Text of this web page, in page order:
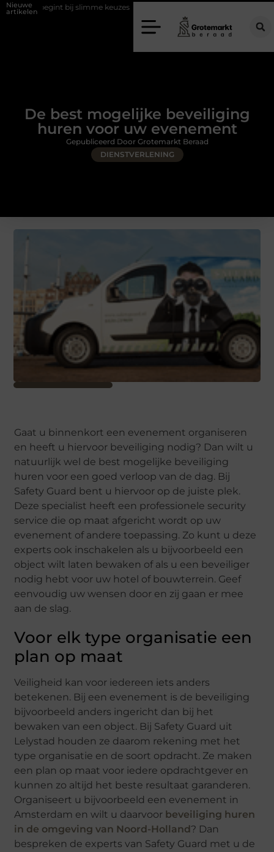
Nieuwe
artikelen
slimme keuzes Waarom kiezen voor een rijschool in Utrecht?
De best mogelijke beveiliging
huren voor uw evenement
DIENSTVERLENING
Gepubliceerd Door Grotemarkt Beraad
Gaat u binnenkort een evenement organiseren
en heeft u hiervoor beveiliging nodig? Dan wilt u
natuurlijk wel de best mogelijke beveiliging
huren voor een goed verloop van de dag. Bij
Safety Guard bent u hiervoor op de juiste plek.
Deze specialist heeft een professionele security
service die op maat afgericht wordt op uw
evenement of andere toepassing. Zo kunt u deze
experts ook inschakelen als u bijvoorbeeld een
object wilt laten bewaken of als u een beveiliger
nodig hebt voor uw hotel of bouwterrein. Geef
eenvoudig uw wensen door en zij gaan er mee
aan de slag.
Voor elk type organisatie een
plan op maat
Veiligheid kan voor iedereen iets anders
betekenen. Bij een evenement is de beveiliging
bijvoorbeeld anders ingericht dan bij het
bewaken van een object. Bij Safety Guard uit
Lelystad houden ze daarom rekening met het
type organisatie en de soort opdracht. Ze maken
een plan op maat voor iedere opdrachtgever en
kunnen zo altijd het beste resultaat garanderen.
Organiseert u bijvoorbeeld een evenement in
Amsterdam en wilt u daarvoor beveiliging huren
in de omgeving van Noord-Holland? Dan
bespreken de experts van Safety Guard met u de